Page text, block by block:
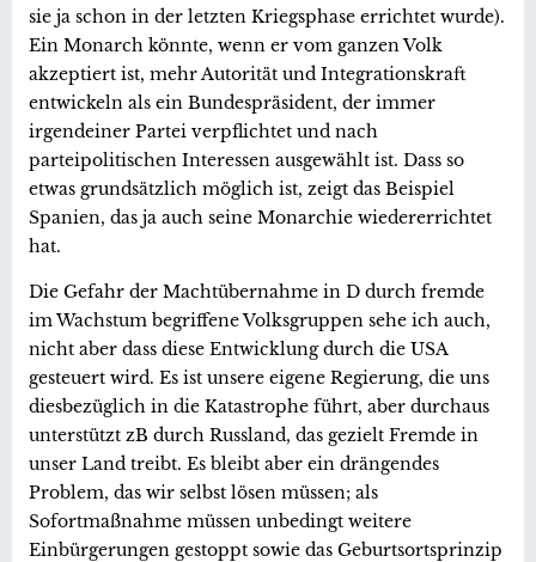
sie ja schon in der letzten Kriegsphase errichtet wurde).
Ein Monarch könnte, wenn er vom ganzen Volk
akzeptiert ist, mehr Autorität und Integrationskraft
entwickeln als ein Bundespräsident, der immer
irgendeiner Partei verpflichtet und nach
parteipolitischen Interessen ausgewählt ist. Dass so
etwas grundsätzlich möglich ist, zeigt das Beispiel
Spanien, das ja auch seine Monarchie wiedererrichtet
hat.
Die Gefahr der Machtübernahme in D durch fremde
im Wachstum begriffene Volksgruppen sehe ich auch,
nicht aber dass diese Entwicklung durch die USA
gesteuert wird. Es ist unsere eigene Regierung, die uns
diesbezüglich in die Katastrophe führt, aber durchaus
unterstützt zB durch Russland, das gezielt Fremde in
unser Land treibt. Es bleibt aber ein drängendes
Problem, das wir selbst lösen müssen; als
Sofortmaßnahme müssen unbedingt weitere
Einbürgerungen gestoppt sowie das Geburtsortsprinzip